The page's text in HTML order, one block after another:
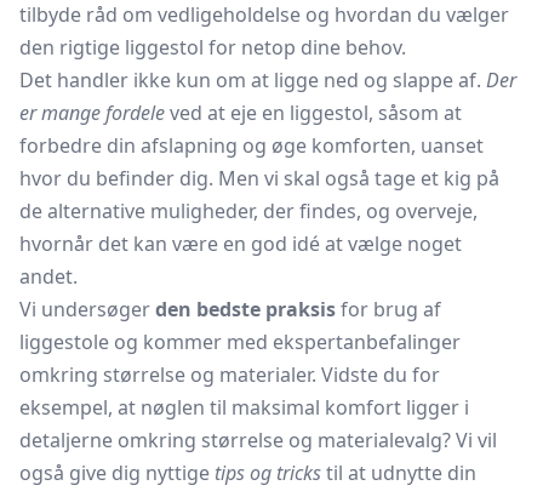
tilbyde råd om vedligeholdelse og hvordan du vælger
den rigtige liggestol for netop dine behov.
Det handler ikke kun om at ligge ned og slappe af. Der
er mange fordeleved at eje en liggestol, såsom at
forbedre din afslapning og øge komforten, uanset
hvor du befinder dig. Men vi skal også tage et kig på
de alternative muligheder, der findes, og overveje,
hvornår det kan være en god idé at vælge noget
andet.
Vi undersøgerden bedste praksisfor brug af
liggestole og kommer med ekspertanbefalinger
omkring størrelse og materialer. Vidste du for
eksempel, at nøglen til maksimal komfort ligger i
detaljerne omkring størrelse og materialevalg? Vi vil
også give dig nyttige tips og trickstil at udnytte din